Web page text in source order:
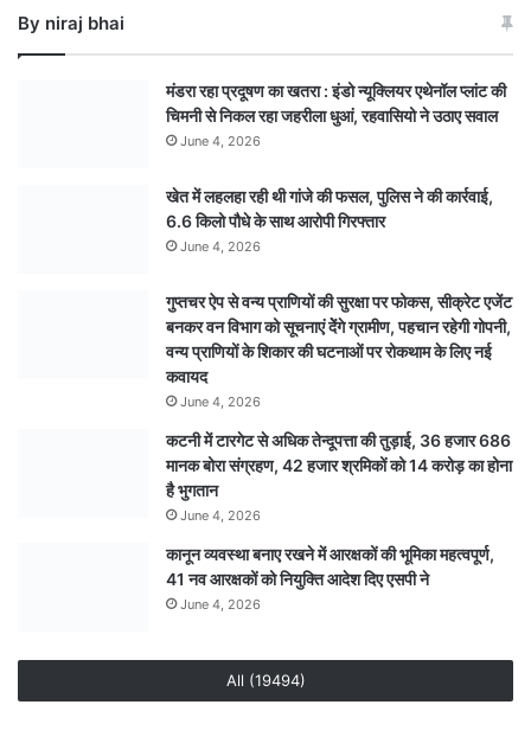
भोपाल
में
By niraj bhai
मंडरा रहा प्रदूषण का खतरा : इंडो न्यूक्लियर एथेनॉल प्लांट की
चिमनी से निकल रहा जहरीला धुआं, रहवासियो ने उठाए सवाल
June 4, 2026
खेत में लहलहा रही थी गांजे की फसल, पुलिस ने की कार्रवाई,
6.6 किलो पौधे के साथ आरोपी गिरफ्तार
June 4, 2026
गुप्तचर ऐप से वन्य प्राणियों की सुरक्षा पर फोकस, सीक्रेट एजेंट
बनकर वन विभाग को सूचनाएं देेंगे ग्रामीण, पहचान रहेगी गोपनी,
वन्य प्राणियों के शिकार की घटनाओं पर रोकथाम के लिए नई
कवायद
June 4, 2026
कटनी में टारगेट से अधिक तेन्दूपत्ता की तुड़ाई, 36 हजार 686
मानक बोरा संग्रहण, 42 हजार श्रमिकों को 14 करोड़ का होना
है भुगतान
June 4, 2026
कानून व्यवस्था बनाए रखने में आरक्षकों की भूमिका महत्वपूर्ण,
41 नव आरक्षकों को नियुक्ति आदेश दिए एसपी ने
June 4, 2026
All (19494)